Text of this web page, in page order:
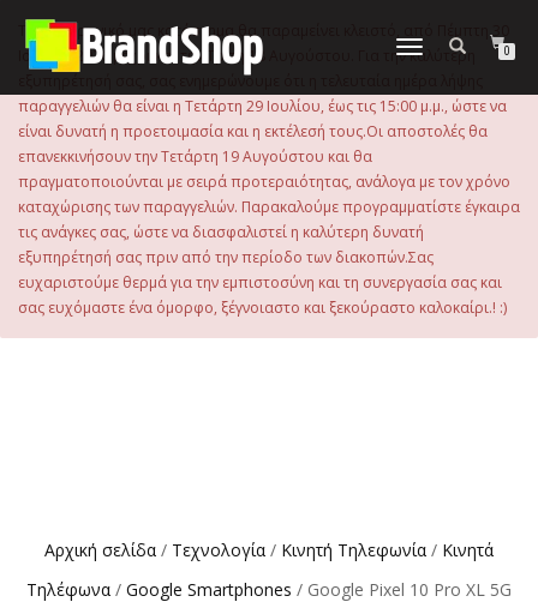
περιεχόμενο
Εναλλαγή
0
Το ηλεκτρονικό μας κατάστημα θα παραμείνει κλειστό, από Πέμπτη 30
Ιουλίου 2026 μέχρι και την Τρίτη 18 Αυγούστου. Για την καλύτερη
εξυπηρέτησή σας, σας ενημερώνουμε ότι η τελευταία ημέρα λήψης
παραγγελιών θα είναι η Τετάρτη 29 Ιουλίου, έως τις 15:00 μ.μ., ώστε να
είναι δυνατή η προετοιμασία και η εκτέλεσή τους.Οι αποστολές θα
επανεκκινήσουν την Τετάρτη 19 Αυγούστου και θα
πραγματοποιούνται με σειρά προτεραιότητας, ανάλογα με τον χρόνο
καταχώρισης των παραγγελιών. Παρακαλούμε προγραμματίστε έγκαιρα
τις ανάγκες σας, ώστε να διασφαλιστεί η καλύτερη δυνατή
εξυπηρέτησή σας πριν από την περίοδο των διακοπών.Σας
ευχαριστούμε θερμά για την εμπιστοσύνη και τη συνεργασία σας και
σας ευχόμαστε ένα όμορφο, ξέγνοιαστο και ξεκούραστο καλοκαίρι.! :)
Αρχική σελίδα / Τεχνολογία / Κινητή Τηλεφωνία / Κινητά
Τηλέφωνα / Google Smartphones / Google Pixel 10 Pro XL 5G